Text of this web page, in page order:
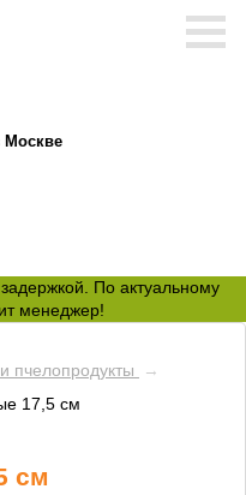
Москве
По актуальному
менеджер!
пчелопродукты
→
17,5 см
см